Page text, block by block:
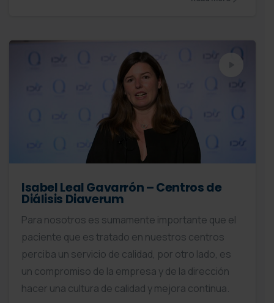
Isabel Leal Gavarrón – Centros de
Diálisis Diaverum
Para nosotros es sumamente importante que el
paciente que es tratado en nuestros centros
perciba un servicio de calidad, por otro lado, es
un compromiso de la empresa y de la dirección
hacer una cultura de calidad y mejora continua.